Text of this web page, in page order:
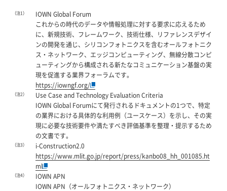
（注1）
IOWN Global Forum
これからの時代のデータや情報処理に対する要求に応えるため
に、新規技術、フレームワーク、技術仕様、リファレンスデザイ
ンの開発を通じ、シリコンフォトニクスを含むオールフォトニク
ス・ネットワーク、エッジコンピューティング、無線分散コンピ
ューティングから構成される新たなコミュニケーション基盤の実
現を促進する業界フォーラムです。
https://iowngf.org/
（注2）
Use Case and Technology Evaluation Criteria
IOWN Global Forumにて発行されるドキュメントの1つで、特定
の業界における具体的な利用例（ユースケース）を示し、その実
現に必要な技術要件や満たすべき評価基準を整理・提示するため
の文書です。
（注3）
i-Construction2.0
https://www.mlit.go.jp/report/press/kanbo08_hh_001085.ht
ml
（注4）
IOWN APN
IOWN APN（オールフォトニクス・ネットワーク）